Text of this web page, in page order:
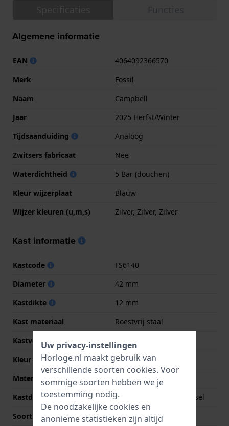
Algemene informatie
EAN
4064092366570
Merk
Fossil
Naam
Campbell
Jaar
2025 Herfst/Winter
Tijdsaanduiding
Analoog
Zwitsers fabricaat
Nee
Waterdichtheid
5 Bar (douchen)
Kleur wijzerplaat
Blauw
Wijzer kleuren (u,m,s)
Zilver, Zilver, Zilver
Kast informatie
Kastcode
FS6140
Diameter
42 mm
Kastdikte
12 mm
Kast materiaal
Roestvrij staal
Kastvorm
Rond
Kleur kast
Zilver
Materiaal kastdeksel
Roestvrij staal
Kastdeksel
Geschroefde achterdeksel
Soort glas
Mineraal
Uw privacy-instellingen
Horloge.nl maakt gebruik van
verschillende soorten cookies. Voor
sommige soorten hebben we je
toestemming nodig.
De noodzakelijke cookies en
anonieme statistieken zijn altijd